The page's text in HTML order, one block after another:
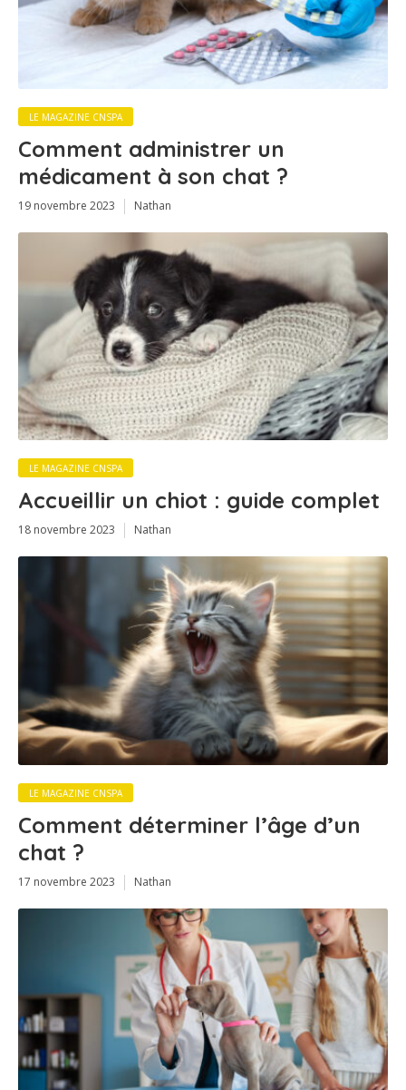
LE MAGAZINE CNSPA
Comment administrer un
médicament à son chat ?
19 novembre 2023 Nathan
LE MAGAZINE CNSPA
Accueillir un chiot : guide complet
18 novembre 2023 Nathan
LE MAGAZINE CNSPA
Comment déterminer l’âge d’un
chat ?
17 novembre 2023 Nathan